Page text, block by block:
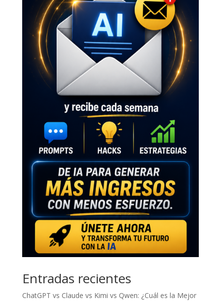
Entradas recientes
ChatGPT vs Claude vs Kimi vs Qwen: ¿Cuál es la Mejor